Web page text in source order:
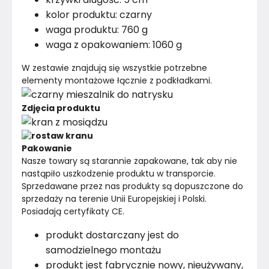
kolor produktu: czarny
waga produktu: 760 g
waga z opakowaniem: 1060 g
W zestawie znajdują się wszystkie potrzebne
elementy montażowe łącznie z podkładkami.
Zdjęcia produktu
Pakowanie
Nasze towary są starannie zapakowane, tak aby nie
nastąpiło uszkodzenie produktu w transporcie.
Sprzedawane przez nas produkty są dopuszczone do
sprzedaży na terenie Unii Europejskiej i Polski.
Posiadają certyfikaty CE.
produkt dostarczany jest do
samodzielnego montażu
produkt jest fabrycznie nowy, nieużywany,